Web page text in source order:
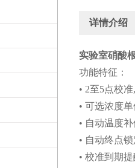
详情介绍
实验室硝酸
功能特征：
• 2至5点校
• 可选浓度
• 自动温度
• 自动终点
• 校准到期